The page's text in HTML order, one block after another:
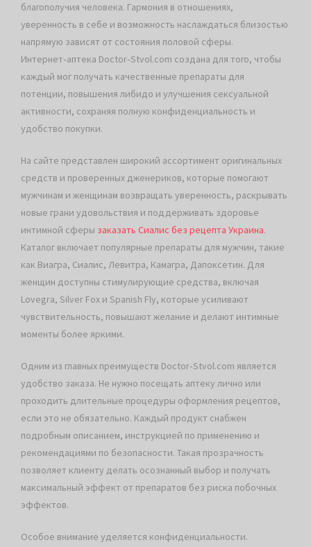
благополучия человека. Гармония в отношениях,
уверенность в себе и возможность наслаждаться близостью
напрямую зависят от состояния половой сферы.
Интернет‑аптека Doctor‑Stvol.com создана для того, чтобы
каждый мог получать качественные препараты для
потенции, повышения либидо и улучшения сексуальной
активности, сохраняя полную конфиденциальность и
удобство покупки.
На сайте представлен широкий ассортимент оригинальных
средств и проверенных дженериков, которые помогают
мужчинам и женщинам возвращать уверенность, раскрывать
новые грани удовольствия и поддерживать здоровье
интимной сферы заказать Сиалис без рецепта Украина.
Каталог включает популярные препараты для мужчин, такие
как Виагра, Сиалис, Левитра, Камагра, Дапоксетин. Для
женщин доступны стимулирующие средства, включая
Lovegra, Silver Fox и Spanish Fly, которые усиливают
чувствительность, повышают желание и делают интимные
моменты более яркими.
Одним из главных преимуществ Doctor‑Stvol.com является
удобство заказа. Не нужно посещать аптеку лично или
проходить длительные процедуры оформления рецептов,
если это не обязательно. Каждый продукт снабжен
подробным описанием, инструкцией по применению и
рекомендациями по безопасности. Такая прозрачность
позволяет клиенту делать осознанный выбор и получать
максимальный эффект от препаратов без риска побочных
эффектов.
Особое внимание уделяется конфиденциальности.